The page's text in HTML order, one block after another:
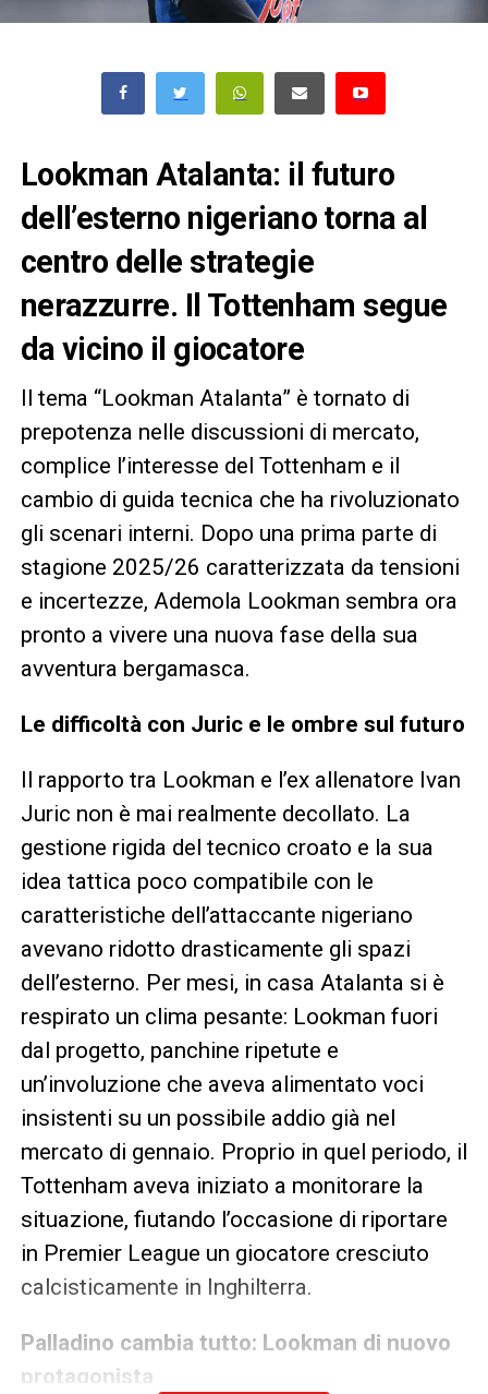
Lookman Atalanta: il futuro
dell’esterno nigeriano torna al
centro delle strategie
nerazzurre. Il Tottenham segue
da vicino il giocatore
Il tema “Lookman Atalanta” è tornato di
prepotenza nelle discussioni di mercato,
complice l’interesse del Tottenham e il
cambio di guida tecnica che ha rivoluzionato
gli scenari interni. Dopo una prima parte di
stagione 2025/26 caratterizzata da tensioni
e incertezze, Ademola Lookman sembra ora
pronto a vivere una nuova fase della sua
avventura bergamasca.
Le difficoltà con Juric e le ombre sul futuro
Il rapporto tra Lookman e l’ex allenatore Ivan
Juric non è mai realmente decollato. La
gestione rigida del tecnico croato e la sua
idea tattica poco compatibile con le
caratteristiche dell’attaccante nigeriano
avevano ridotto drasticamente gli spazi
dell’esterno. Per mesi, in casa Atalanta si è
respirato un clima pesante: Lookman fuori
dal progetto, panchine ripetute e
un’involuzione che aveva alimentato voci
insistenti su un possibile addio già nel
mercato di gennaio. Proprio in quel periodo, il
Tottenham aveva iniziato a monitorare la
situazione, fiutando l’occasione di riportare
in Premier League un giocatore cresciuto
calcisticamente in Inghilterra.
Palladino cambia tutto: Lookman di nuovo
protagonista